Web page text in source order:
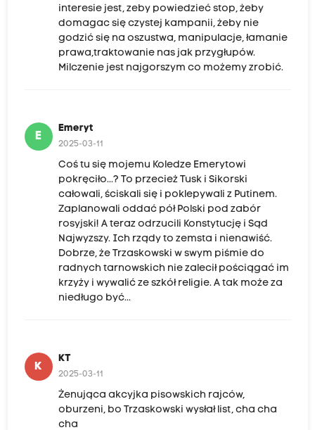
interesie jest, zeby powiedzieć stop, żeby
domagac się czystej kampanii, żeby nie
godzić się na oszustwa, manipulacje, łamanie
prawa,traktowanie nas jak przygłupów.
Milczenie jest najgorszym co możemy zrobić.
E
Emeryt
2025-03-11
Coś tu się mojemu Koledze Emerytowi
pokręciło...? To przecież Tusk i Sikorski
całowali, ściskali się i poklepywali z Putinem.
Zaplanowali oddać pół Polski pod zabór
rosyjski! A teraz odrzucili Konstytucję i Sąd
Najwyzszy. Ich rządy to zemsta i nienawiść.
Dobrze, że Trzaskowski w swym piśmie do
radnych tarnowskich nie zalecił pościągać im
krzyży i wywalić ze szkół religie. A tak może za
niedługo być...
K
KT
2025-03-11
Żenująca akcyjka pisowskich rajców,
oburzeni, bo Trzaskowski wysłał list, cha cha
cha